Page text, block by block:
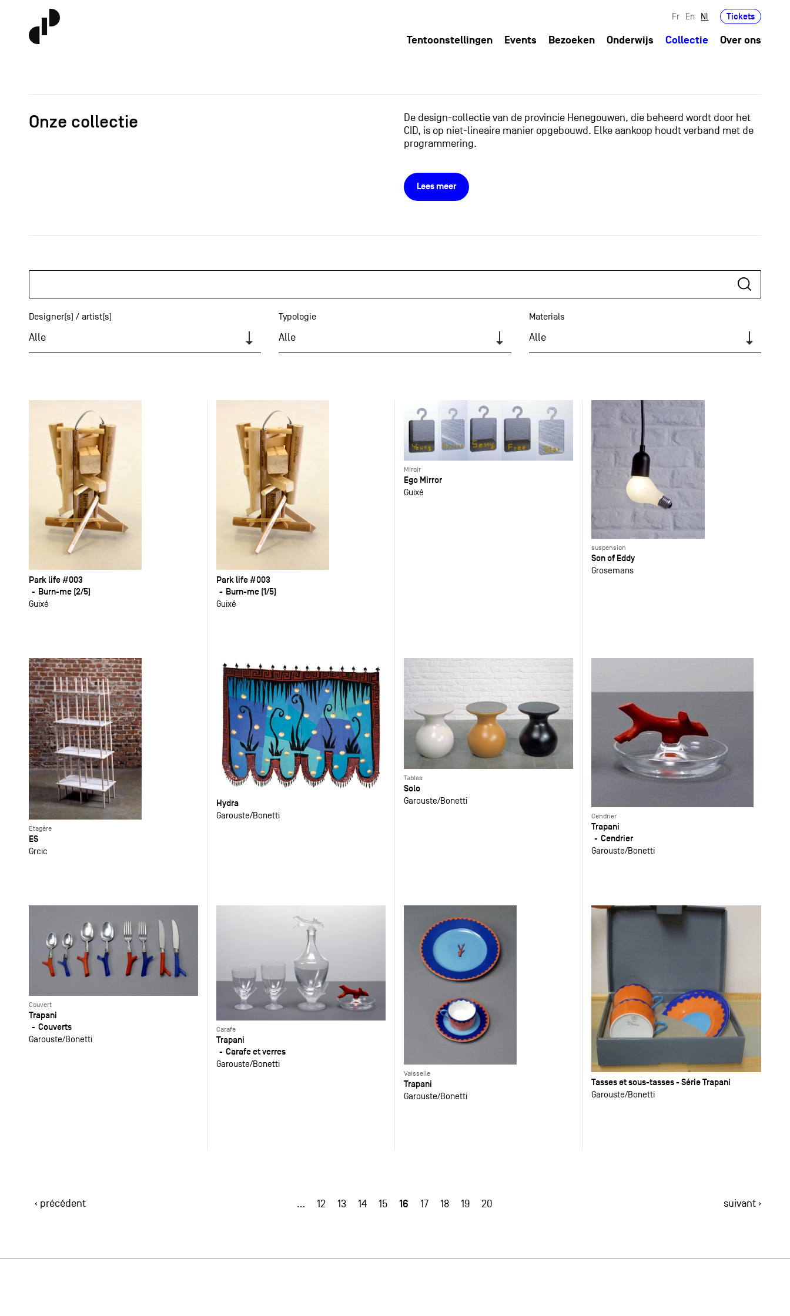
Fr En Nl Tickets
Tentoonstellingen Events Bezoeken Onderwijs Collectie Over ons
Onze collectie
De design-collectie van de provincie Henegouwen, die beheerd wordt door het
CID, is op niet-lineaire manier opgebouwd. Elke aankoop houdt verband met de
programmering.
Lees meer
Designer(s) / artist(s)
Alle
Typologie
Alle
Materials
Alle
Park life #003
Burn-me (2/5)
Guixé
Park life #003
Burn-me (1/5)
Guixé
Miroir
Ego Mirror
Guixé
suspension
Son of Eddy
Grosemans
Etagère
ES
Grcic
Hydra
Garouste Bonetti
Tables
Solo
Garouste Bonetti
Cendrier
Trapani
Cendrier
Garouste Bonetti
Couvert
Trapani
Couverts
Garouste Bonetti
Carafe
Trapani
Carafe et verres
Garouste Bonetti
Vaisselle
Trapani
Garouste Bonetti
Tasses et sous-tasses - Série Trapani
Garouste Bonetti
‹ précédent … 12 13 14 15 16 17 18 19 20 suivant ›